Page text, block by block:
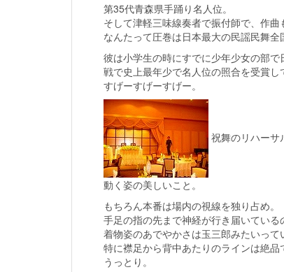
第35代青森県手踊り名人位。
そして津軽三味線奏者で振付師で、作曲
なんたって圧巻は日本最大の民謡民舞
彼は小学生の時にすでに少年少女の部
戦で史上最年少で名人位の照合を受賞し
すげーすげーすげー。
祝舞のリハーサ
動く姿の美しいこと。
もちろん本番は場内の視線を独り占め。
手足の指の先まで神経が行き届いている
着物姿のあでやかさは玉三郎みたいって
特に襟足から背中あたりのラインは絶品
うっとり。